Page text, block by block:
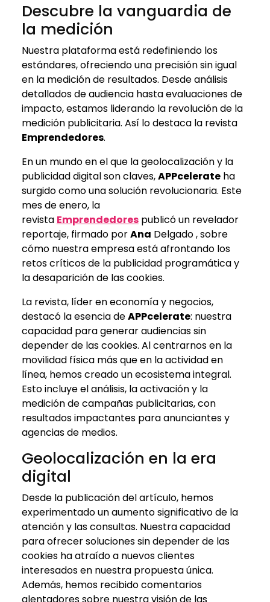
Descubre la vanguardia de
la medición
Nuestra plataforma está redefiniendo los
estándares, ofreciendo una precisión sin igual
en la medición de resultados. Desde análisis
detallados de audiencia hasta evaluaciones de
impacto, estamos liderando la revolución de la
medición publicitaria. Así lo destaca la revista
Emprendedores.
En un mundo en el que la geolocalización y la
publicidad digital son claves,APPcelerateha
surgido como una solución revolucionaria. Este
mes de enero, la
revista Emprendedorespublicó un revelador
reportaje, firmado porAna Delgado , sobre
cómo nuestra empresa está afrontando los
retos críticos de la publicidad programática y
la desaparición de las cookies.
La revista, líder en economía y negocios,
destacó la esencia deAPPcelerate: nuestra
capacidad para generar audiencias sin
depender de las cookies. Al centrarnos en la
movilidad física más que en la actividad en
línea, hemos creado un ecosistema integral.
Esto incluye el análisis, la activación y la
medición de campañas publicitarias, con
resultados impactantes para anunciantes y
agencias de medios.
Geolocalización en la era
digital
Desde la publicación del artículo, hemos
experimentado un aumento significativo de la
atención y las consultas. Nuestra capacidad
para ofrecer soluciones sin depender de las
cookies ha atraído a nuevos clientes
interesados en nuestra propuesta única.
Además, hemos recibido comentarios